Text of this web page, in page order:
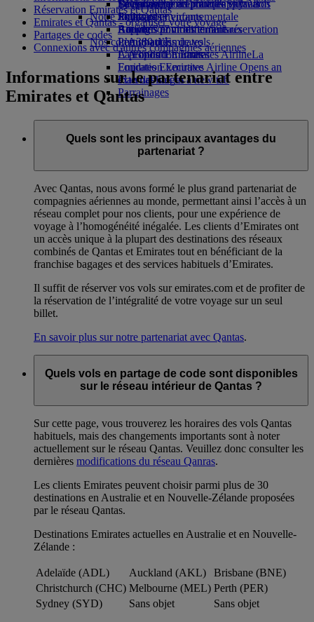
Boissons
Notre flotte
Boeing 777
L’A380 d’Emirates
L’A350 d’Emirates
Emirates Executive
Plan des sièges
Divertissements pour les enfants
Jouets pour enfants
Activités pour les enfants
La durabilité en pratique
Politique environnementale
Rapports environnementaux
Nos communautés
La Fondation Emirates AirlineLa
Fondation Emirates Airline Opens an
external link in a new tab
Parrainages
Se connecter à Emirates Skywards
Skywards+
Téléphone portable et l'application
Emirates
Annuler ou modifier une réservation
Perturbations de vols
À propos d’Emirates
Réservation Emirates et Qantas
Emirates et Qantas - organiser votre voyage
Partages de codes
Connexions avec d'autres compagnies aériennes
Informations sur le partenariat entre
Emirates et Qantas
Quels sont les principaux avantages du
partenariat ?
Avec Qantas, nous avons formé le plus grand partenariat de
compagnies aériennes au monde, permettant ainsi l’accès à un
réseau complet pour nos clients, pour une expérience de
voyage à l’homogénéité inégalée. Les clients d’Emirates ont
un accès unique à la plupart des destinations des réseaux
combinés de Qantas et Emirates tout en bénéficiant de la
franchise bagages et des services habituels d’Emirates.
Il suffit de réserver vos vols sur emirates.com et de profiter de
la réservation de l’intégralité de votre voyage sur un seul
billet.
En savoir plus sur notre partenariat avec Qantas.
Quels vols en partage de code sont disponibles
sur le réseau intérieur de Qantas ?
Sur cette page, vous trouverez les horaires des vols Qantas
habituels, mais des changements importants sont à noter
actuellement sur le réseau Qantas. Veuillez donc consulter les
dernières modifications du réseau Qanras.
Les clients Emirates peuvent choisir parmi plus de 30
destinations en Australie et en Nouvelle-Zélande proposées
par le réseau Qantas.
Destinations Emirates actuelles en Australie et en Nouvelle-
Zélande :
Adelaïde (ADL) Auckland (AKL)
Brisbane (BNE)
Christchurch (CHC) Melbourne (MEL) Perth (PER)
Sydney (SYD)
Sans objet Sans objet